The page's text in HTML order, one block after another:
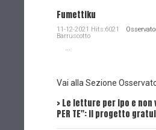
Fumettiku
11-12-2021 Hits:6021
Barruscotto
...
Vai alla Sezione
> Le letture per ipo e non
PER TE": il progetto